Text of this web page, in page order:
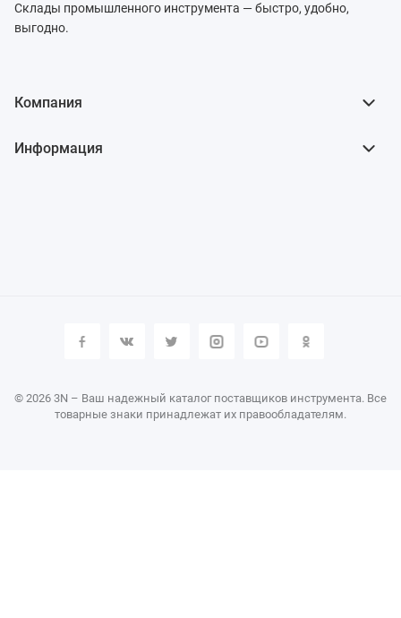
Склады промышленного инструмента — быстро, удобно,
выгодно.
Компания
Информация
© 2026 3N – Ваш надежный каталог поставщиков инструмента. Все
товарные знаки принадлежат их правообладателям.